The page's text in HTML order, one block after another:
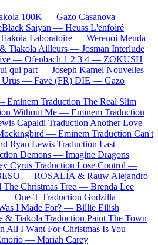
100K — Gazo Casanova —
Saiyan — Heuss L'enfoiré
Tiakola Laboratoire — Werenoi Meuda
Tiakola Ailleurs — Josman Interlude
— Ofenbach 1 2 3 4 — ZOKUSH
qui part — Joseph Kamel Nouvelles
Urus — Favé (FR) DIE — Gazo
Eminem Traduction The Real Slim
Without Me — Eminem Traduction
Capaldi Traduction Another Love
— Eminem Traduction Can't
Ryan Lewis Traduction Last
Demons — Imagine Dragons
Cyrus Traduction Lose Control —
— ROSALÍA & Rauw Alejandro
The Christmas Tree — Brenda Lee
— One-T Traduction Godzilla —
I Made For? — Billie Eilish
& Tiakola Traduction Paint The Town
All I Want For Christmas Is You —
— Mariah Carey